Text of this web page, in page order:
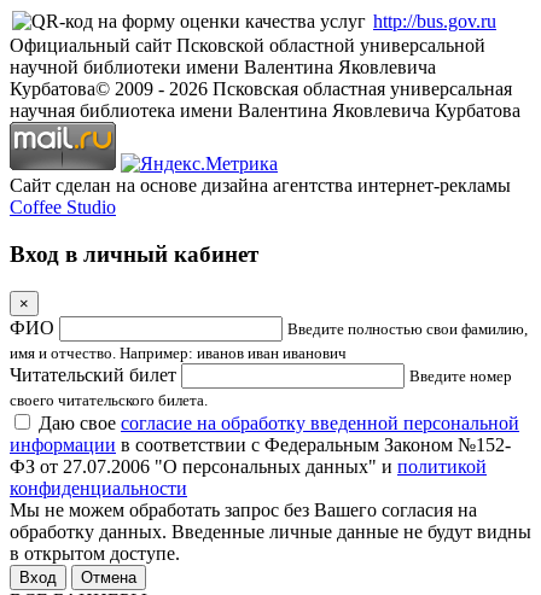
http://bus.gov.ru
Официальный сайт Псковской областной универсальной
научной библиотеки имени Валентина Яковлевича
Курбатова© 2009 - 2026 Псковская областная универсальная
научная библиотека имени Валентина Яковлевича Курбатова
Сайт сделан на основе дизайна агентства интернет-рекламы
Coffee Studio
Вход в личный кабинет
×
ФИО
Введите полностью свои фамилию,
имя и отчество. Например: иванов иван иванович
Читательский билет
Введите номер
своего читательского билета.
Даю свое согласие на обработку введенной персональной
информации в соответствии с Федеральным Законом №152-
ФЗ от 27.07.2006 "О персональных данных" и политикой
конфиденциальности
Мы не можем обработать запрос без Вашего согласия на
обработку данных. Введенные личные данные не будут видны
в открытом доступе.
Отмена